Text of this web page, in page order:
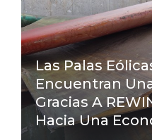
Las Palas
Encuentran
Gracias A
Hacia Una